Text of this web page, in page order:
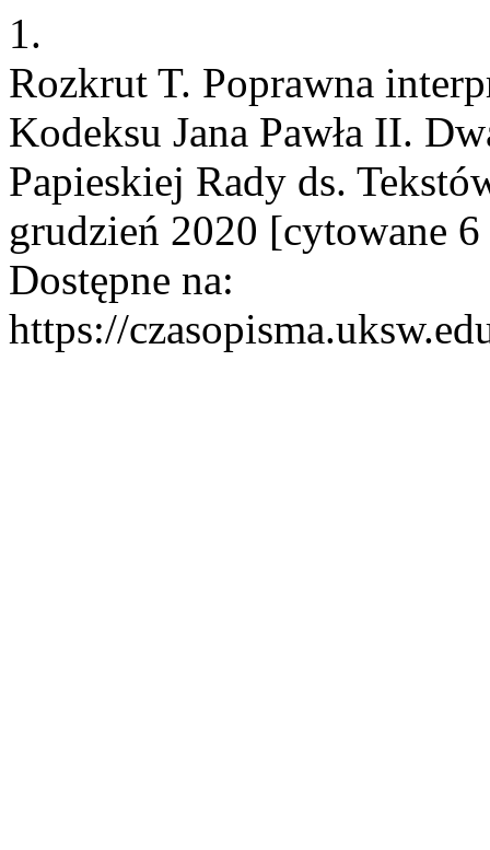
1.
Rozkrut T. Poprawna
Kodeksu Jana Pawła II.
Papieskiej Rady ds.
grudzień 2020 [cytowane
Dostępne na:
https://